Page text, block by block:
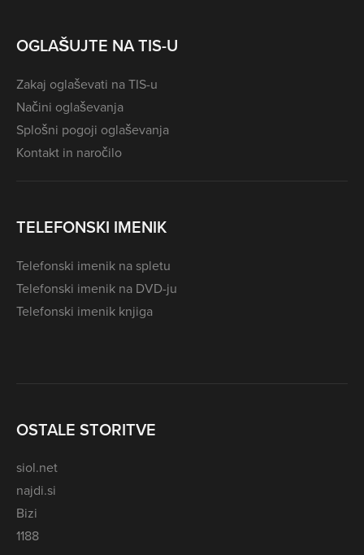
OGLAŠUJTE NA TIS-U
Zakaj oglaševati na TIS-u
Načini oglaševanja
Splošni pogoji oglaševanja
Kontakt in naročilo
TELEFONSKI IMENIK
Telefonski imenik na spletu
Telefonski imenik na DVD-ju
Telefonski imenik knjiga
OSTALE STORITVE
siol.net
najdi.si
Bizi
1188